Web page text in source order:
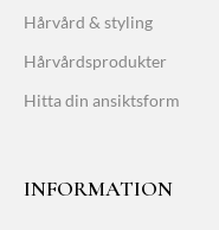
Hårvård & styling
Hårvårdsprodukter
Hitta din ansiktsform
INFORMATION